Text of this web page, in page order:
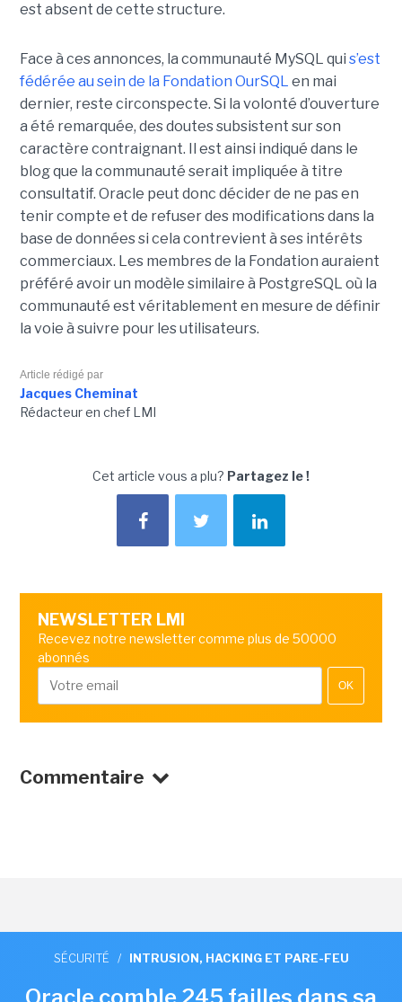
est absent de cette structure.
Face à ces annonces, la communauté MySQL qui s’est
fédérée au sein de la Fondation OurSQL en mai
dernier, reste circonspecte. Si la volonté d’ouverture
a été remarquée, des doutes subsistent sur son
caractère contraignant. Il est ainsi indiqué dans le
blog que la communauté serait impliquée à titre
consultatif. Oracle peut donc décider de ne pas en
tenir compte et de refuser des modifications dans la
base de données si cela contrevient à ses intérêts
commerciaux. Les membres de la Fondation auraient
préféré avoir un modèle similaire à PostgreSQL où la
communauté est véritablement en mesure de définir
la voie à suivre pour les utilisateurs.
Article rédigé par
Jacques Cheminat
Rédacteur en chef LMI
Cet article vous a plu? Partagez le !
NEWSLETTER LMI
Recevez notre newsletter comme plus de 50000
abonnés
OK
Commentaire
SÉCURITÉ / INTRUSION, HACKING ET PARE-FEU